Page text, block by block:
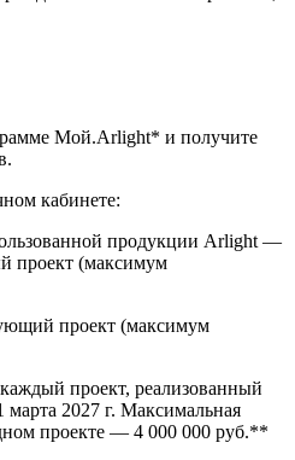
Mой.Arlight* и получите
кабинете:
продукции Arlight —
проект (максимум
проект (максимум
проект, реализованный
марта 2027 г. Максимальная
проекте — 4 000 000 руб.**